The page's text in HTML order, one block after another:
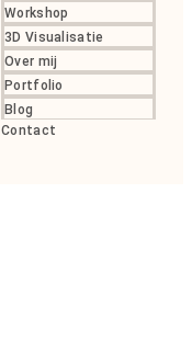
Workshop
3D Visualisatie
Over mij
Portfolio
Blog
Contact